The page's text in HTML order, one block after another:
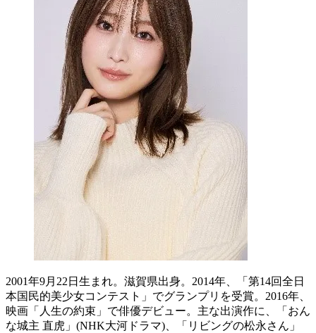
2001年9月22日生まれ。滋賀県出身。2014年、「第14回全日
本国民的美少女コンテスト」でグランプリを受賞。2016年、
映画「人生の約束」で俳優デビュー。主な出演作に、「おん
な城主 直虎」(NHK大河ドラマ)、「リビングの松永さん」